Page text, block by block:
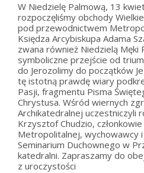
W Niedzielę Palmową, 13
rozpoczęliśmy obchody
pod przewodnictwem
Księdza Arcybiskupa Adama
zwana również Niedzielą Męki
symboliczne przejście od
do Jerozolimy do początków
tę istotną prawdę wiary
Pasji, fragmentu Pisma
Chrystusa. Wśród wiernych
Archikatedralnej uczestniczyli
Krzysztof Chudzio,
Metropolitalnej, wychowawcy
Seminarium Duchownego w
katedralni. Zapraszamy do
z uroczystości